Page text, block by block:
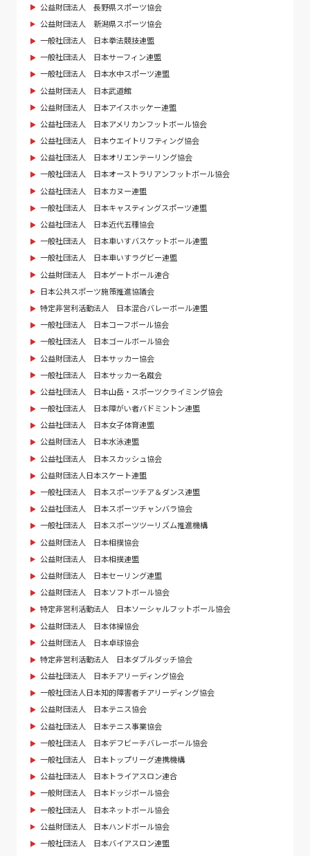
公益財団法人 長野県スポーツ協会
公益財団法人 新潟県スポーツ協会
一般社団法人 日本拳法競技連盟
一般社団法人 日本サーフィン連盟
一般社団法人 日本水中スポーツ連盟
公益財団法人 日本武道館
公益財団法人 日本アイスホッケー連盟
公益社団法人 日本アメリカンフットボール協会
公益社団法人 日本ウエイトリフティング協会
公益社団法人 日本オリエンテーリング協会
一般社団法人 日本オーストラリアンフットボール協会
公益社団法人 日本カヌー連盟
一般社団法人 日本キャスティングスポーツ連盟
公益社団法人 日本近代五種協会
一般社団法人 日本車いすバスケットボール連盟
一般社団法人 日本車いすラグビー連盟
公益財団法人 日本ゲートボール連合
日本公共スポーツ施策推進協議会
特定非営利活動法人 日本混合バレーボール連盟
一般社団法人 日本コーフボール協会
一般社団法人 日本ゴールボール協会
公益財団法人 日本サッカー協会
一般社団法人 日本サッカー名蹴会
公益社団法人 日本山岳・スポーツクライミング協会
一般社団法人 日本障がい者バドミントン連盟
公益社団法人 日本女子体育連盟
公益財団法人 日本水泳連盟
公益社団法人 日本スカッシュ協会
公益財団法人日本スケート連盟
一般社団法人 日本スポーツチア＆ダンス連盟
公益社団法人 日本スポーツチャンバラ協会
一般社団法人 日本スポーツツーリズム推進機構
公益財団法人 日本相撲協会
公益財団法人 日本相撲連盟
公益財団法人 日本セーリング連盟
公益財団法人 日本ソフトボール協会
特定非営利活動法人 日本ソーシャルフットボール協会
公益財団法人 日本体操協会
公益財団法人 日本卓球協会
特定非営利活動法人 日本ダブルダッチ協会
公益社団法人 日本チアリーディング協会
一般社団法人日本知的障害者チアリーディング協会
公益財団法人 日本テニス協会
公益社団法人 日本テニス事業協会
一般社団法人 日本デフビーチバレーボール協会
一般社団法人 日本トップリーグ連携機構
公益社団法人 日本トライアスロン連合
一般財団法人 日本ドッジボール協会
一般社団法人 日本ネットボール協会
公益財団法人 日本ハンドボール協会
一般社団法人 日本バイアスロン連盟